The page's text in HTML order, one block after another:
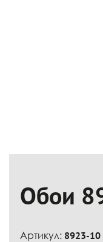
Обои
Артикул: 8923-10